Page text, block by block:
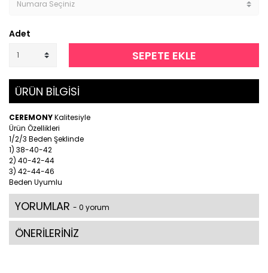
Adet
SEPETE EKLE
ÜRÜN BİLGİSİ
CEREMONYKalitesiyle
Ürün Özellikleri
1/2/3 Beden Şeklinde
1) 38-40-42
2) 40-42-44
3) 42-44-46
Beden Uyumlu
YORUMLAR - 0 yorum
ÖNERİLERİNİZ